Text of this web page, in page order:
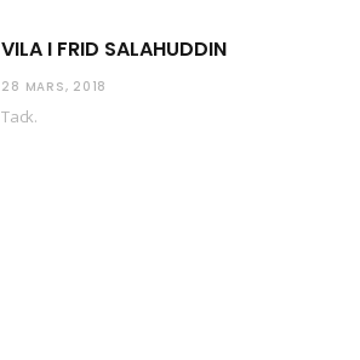
VILA I FRID SALAHUDDIN
28 MARS, 2018
Tack.